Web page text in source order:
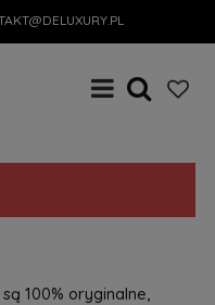
100% oryginalne,